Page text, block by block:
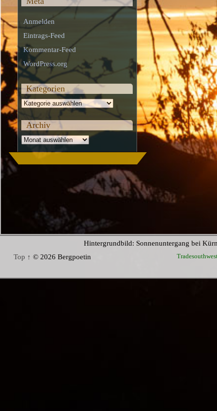
Anmelden
Eintrags-Feed
Kommentar-Feed
WordPress.org
Kategorien
Kategorien
Archiv
Archiv
Hintergrundbild: Sonnenuntergang bei
Top ↑ © 2026 Bergpoetin